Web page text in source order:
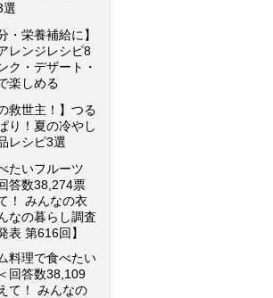
選
・栄養補給に】
レンジレシピ8
ク・デザート・
楽しめる
救世主！】つる
り！夏の冷やし
レシピ3選
たいフルーツ
答数38,274票
！ みんなの衣
なの暮らし調査
表 第616回】
料理で食べたい
回答数38,109
て！ みんなの